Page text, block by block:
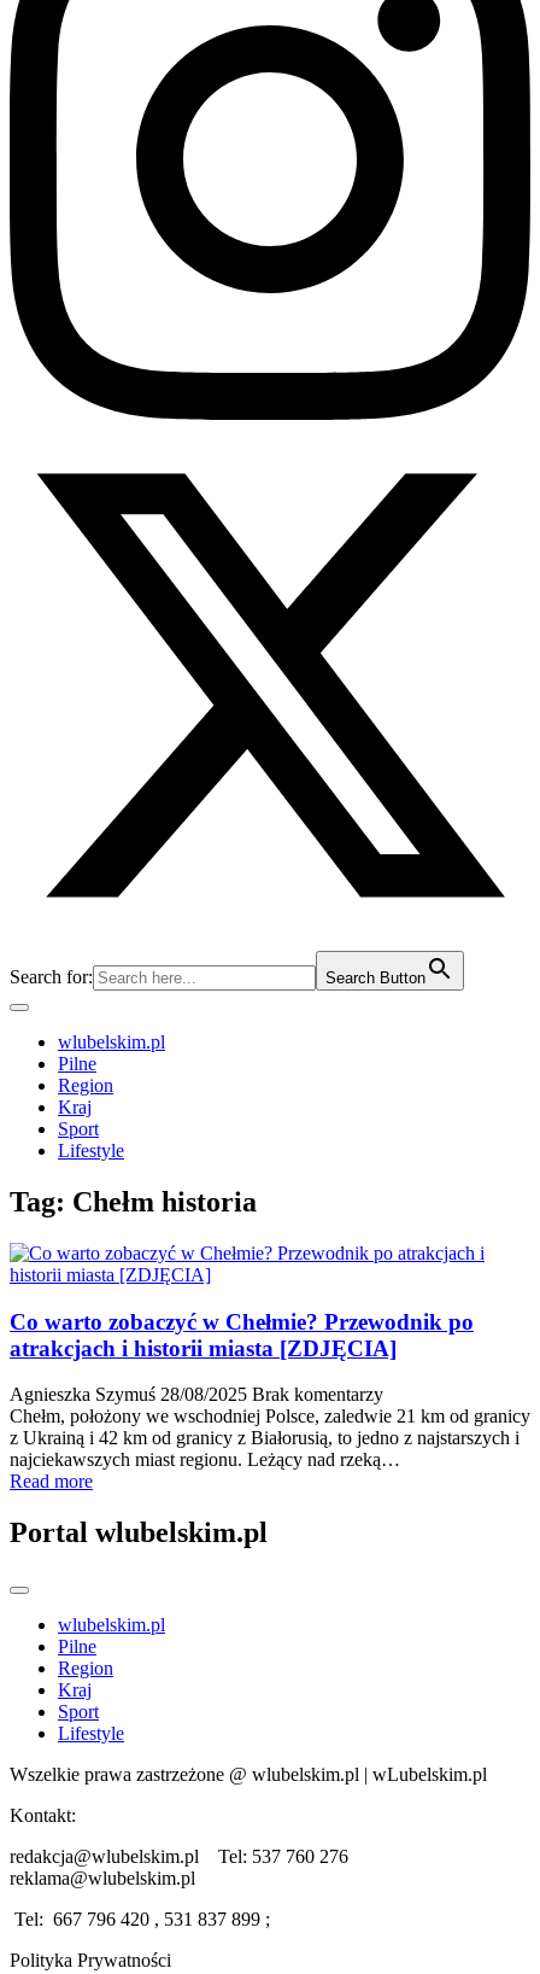
Search for: Search Button
wlubelskim.pl
Pilne
Region
Kraj
Sport
Lifestyle
Tag: Chełm historia
Co warto zobaczyć w Chełmie? Przewodnik po
atrakcjach i historii miasta [ZDJĘCIA]
Agnieszka Szymuś 28/08/2025 Brak komentarzy
Chełm, położony we wschodniej Polsce, zaledwie 21 km od granicy
z Ukrainą i 42 km od granicy z Białorusią, to jedno z najstarszych i
najciekawszych miast regionu. Leżący nad rzeką…
Read more
Portal wlubelskim.pl
wlubelskim.pl
Pilne
Region
Kraj
Sport
Lifestyle
Wszelkie prawa zastrzeżone @ wlubelskim.pl | wLubelskim.pl
Kontakt:
redakcja@wlubelskim.pl Tel: 537 760 276
reklama@wlubelskim.pl
Tel: 667 796 420 , 531 837 899 ;
Polityka Prywatności